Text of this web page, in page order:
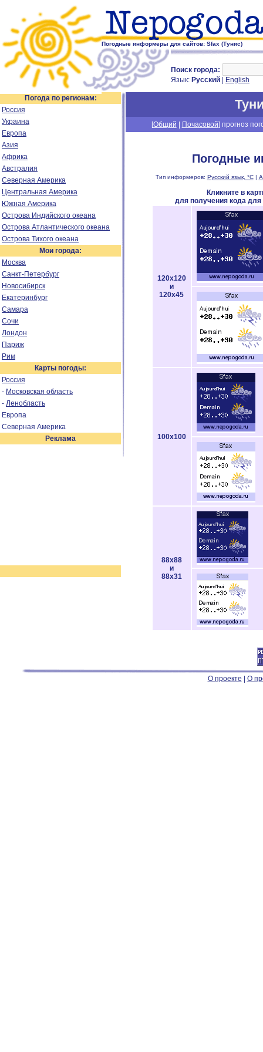
Погодные информеры для сайтов: Sfax (Тунис)
Поиск города:
Язык: Русский English
Погода по регионам:
Россия
Украина
Европа
Азия
Африка
Австралия
Северная Америка
Центральная Америка
Южная Америка
Острова Индийского океана
Острова Атлантического океана
Острова Тихого океана
Мои города:
Москва
Санкт-Петербург
Новосибирск
Екатеринбург
Самара
Сочи
Лондон
Париж
Рим
Карты погоды:
Россия
- Московская область
- Ленобласть
Европа
Северная Америка
Реклама
[Общий Почасовой] прогноз
Погодные
Тип информеров: Русский язык, °C|
Кликните в
для получения кода
120x120
и
120x45
100x100
88x88
и
88x31
О проекте О